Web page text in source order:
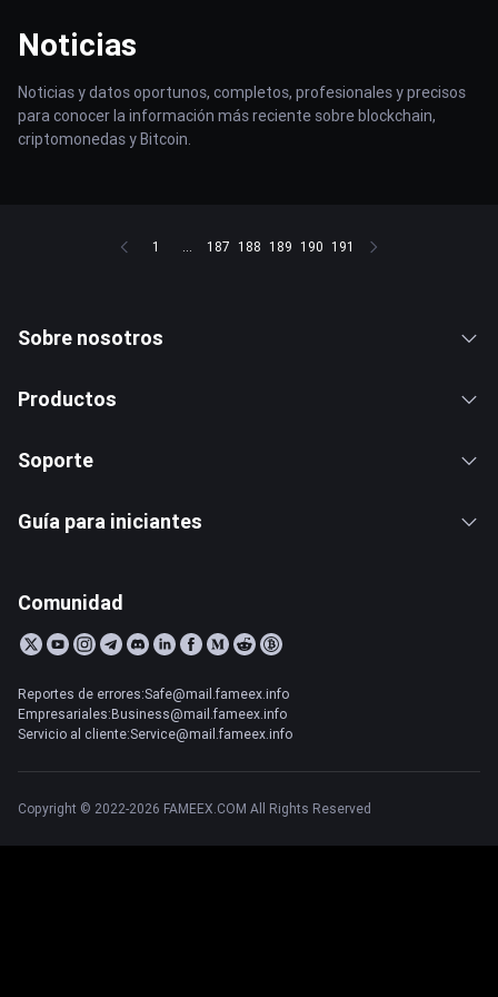
Noticias
Noticias y datos oportunos, completos, profesionales y precisos
para conocer la información más reciente sobre blockchain,
criptomonedas y Bitcoin.
1 ... 187 188 189 190 191
Sobre nosotros
Productos
Soporte
Guía para iniciantes
Comunidad
Reportes de errores:Safe@mail.fameex.info
Empresariales:Business@mail.fameex.info
Servicio al cliente:Service@mail.fameex.info
Copyright © 2022-2026 FAMEEX.COM All Rights Reserved